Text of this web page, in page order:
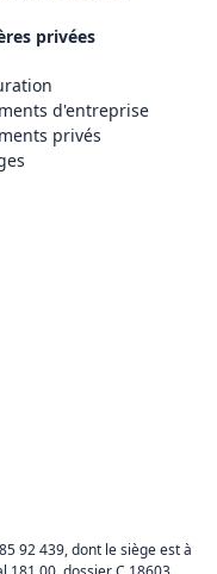
privées
d'entreprise
privés
92 439, dont le siège est à